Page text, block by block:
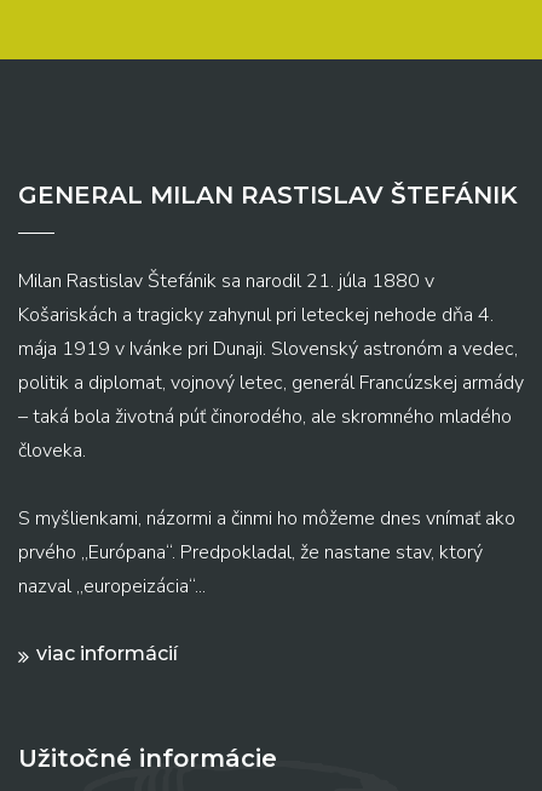
GENERAL MILAN RASTISLAV ŠTEFÁNIK
Milan Rastislav Štefánik sa narodil 21. júla 1880 v
Košariskách a tragicky zahynul pri leteckej nehode dňa 4.
mája 1919 v Ivánke pri Dunaji. Slovenský astronóm a vedec,
politik a diplomat, vojnový letec, generál Francúzskej armády
– taká bola životná púť činorodého, ale skromného mladého
človeka.
S myšlienkami, názormi a činmi ho môžeme dnes vnímať ako
prvého „Európana“. Predpokladal, že nastane stav, ktorý
nazval „europeizácia“...
viac informácií
Užitočné informácie